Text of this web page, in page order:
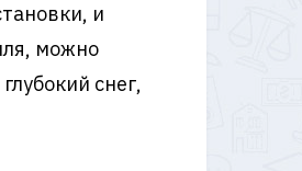
и
можно
снег,